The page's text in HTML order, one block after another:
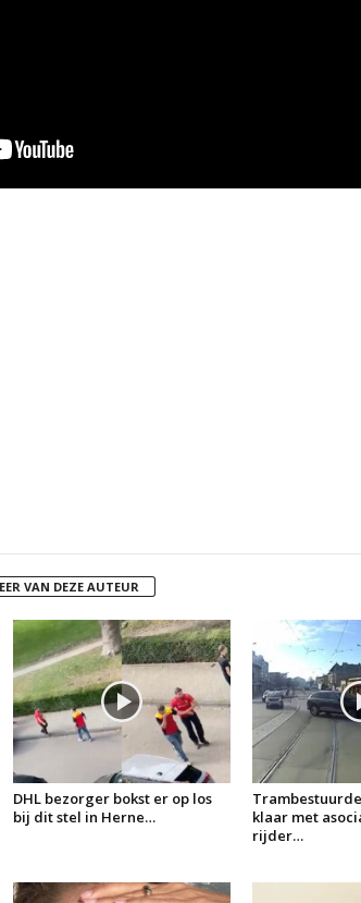
VAN DEZE AUTEUR
DHL bezorger bokst er op los
bij dit stel in Herne…
klaar met
rijder…